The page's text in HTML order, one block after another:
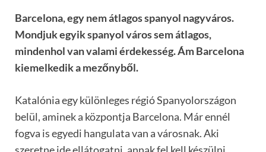
Barcelona, egy nem átlagos spanyol nagyváros.
Mondjuk egyik spanyol város sem átlagos,
mindenhol van valami érdekesség. Ám Barcelona
kiemelkedik a mezőnyből.
Katalónia egy különleges régió Spanyolországon
belül, aminek a központja Barcelona. Már ennél
fogva is egyedi hangulata van a városnak. Aki
szeretne ide ellátogatni, annak fel kell készülni,